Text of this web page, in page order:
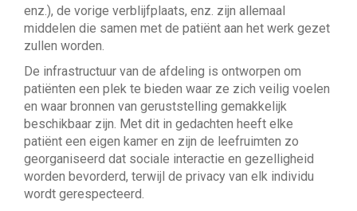
enz.), de vorige verblijfplaats, enz. zijn allemaal
middelen die samen met de patiënt aan het werk gezet
zullen worden.
De infrastructuur van de afdeling is ontworpen om
patiënten een plek te bieden waar ze zich veilig voelen
en waar bronnen van geruststelling gemakkelijk
beschikbaar zijn. Met dit in gedachten heeft elke
patiënt een eigen kamer en zijn de leefruimten zo
georganiseerd dat sociale interactie en gezelligheid
worden bevorderd, terwijl de privacy van elk individu
wordt gerespecteerd.